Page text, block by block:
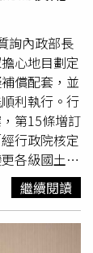
詢內政部長
心地目劃定
償配套，並
利執行。行
第15條增訂
行政院核定
各級國土計
議作業、國
定期限內完
議，後來暫
啟動研擬
繼續閱讀